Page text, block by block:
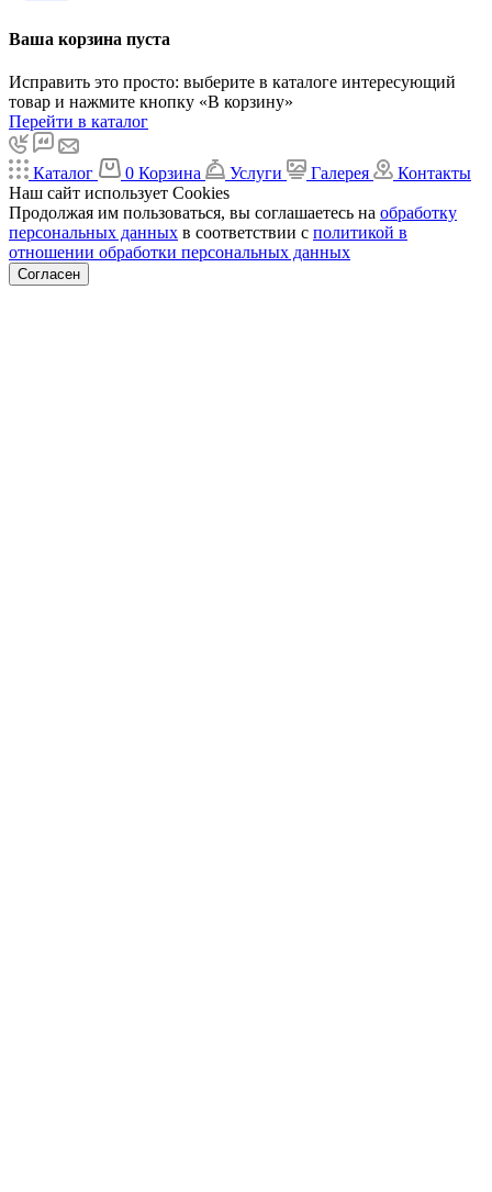
Ваша корзина пуста
Исправить это просто: выберите в каталоге интересующий
товар и нажмите кнопку «В корзину»
Перейти в каталог
Каталог 0 Корзина Услуги Галерея
Контакты
Наш сайт использует Cookies
Продолжая им пользоваться, вы соглашаетесь на обработку
персональных данных в соответствии с политикой в
отношении обработки персональных данных
Согласен